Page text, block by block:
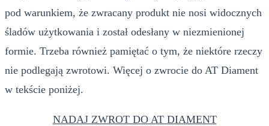
pod warunkiem, że zwracany produkt nie nosi widocznych
śladów użytkowania i został odesłany w niezmienionej
formie. Trzeba również pamiętać o tym, że niektóre rzeczy
nie podlegają zwrotowi. Więcej o zwrocie do AT Diament
w tekście poniżej.
NADAJ ZWROT DO AT DIAMENT